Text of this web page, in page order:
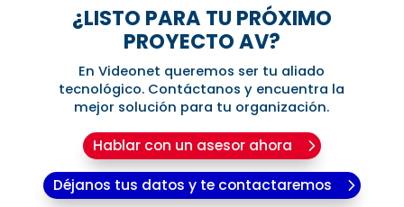
¿LISTO PARA TU PRÓXIMO
PROYECTO AV?
En Videonet queremos ser tu aliado
tecnológico. Contáctanos y encuentra la
mejor solución para tu organización.
Hablar con un asesor ahora
Déjanos tus datos y te contactaremos